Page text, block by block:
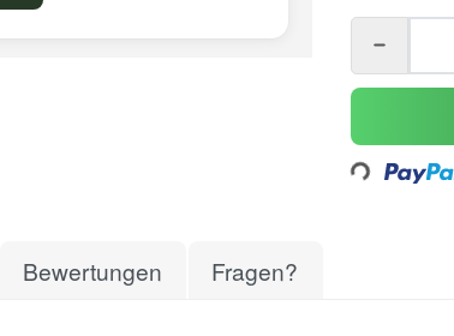
Loading...
Bewertungen Fragen?